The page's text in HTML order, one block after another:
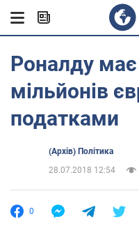
Роналду
мільйонів
податками
(Архів) Політика
28.07.2018 12:54
0